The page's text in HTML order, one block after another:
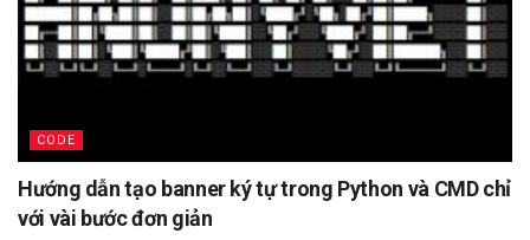
CODE
Hướng dẫn tạo banner ký tự trong Python và CMD chỉ
với vài bước đơn giản